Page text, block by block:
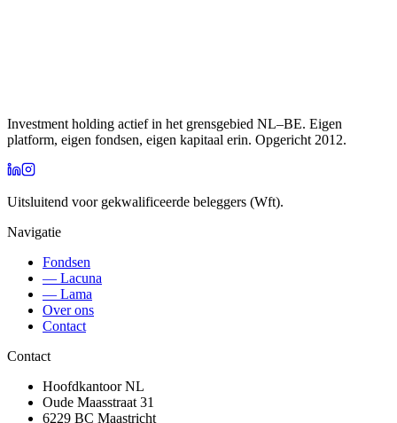
Investment holding actief in het grensgebied NL–BE. Eigen
platform, eigen fondsen, eigen kapitaal erin. Opgericht 2012.
Uitsluitend voor gekwalificeerde beleggers (Wft).
Navigatie
Fondsen
— Lacuna
— Lama
Over ons
Contact
Contact
Hoofdkantoor NL
Oude Maasstraat 31
6229 BC Maastricht